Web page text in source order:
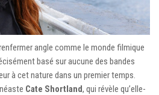
angle comme le monde filmique
basé sur aucune des bandes
à cet nature dans un premier temps.
Cate Shortland, qui révèle qu’elle-